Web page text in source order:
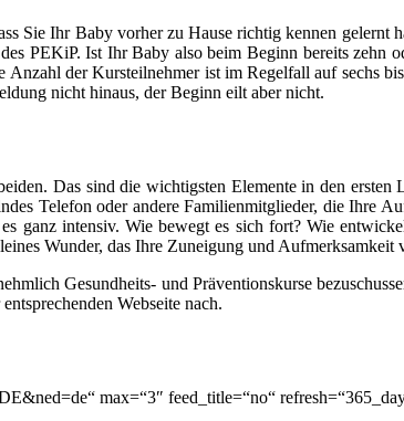
Sie Ihr Baby vorher zu Hause richtig kennen gelernt
PEKiP. Ist Ihr Baby also beim Beginn bereits zehn
der Kursteilnehmer ist im Regelfall auf sechs
nicht hinaus, der Beginn eilt aber nicht.
Das sind die wichtigsten Elemente in den ersten
Telefon oder andere Familienmitglieder, die Ihre
intensiv. Wie bewegt es sich fort? Wie
Wunder, das Ihre Zuneigung und Aufmerksamkeit
Gesundheits- und Präventionskurse
Webseite nach.
max=“3″ feed_title=“no“